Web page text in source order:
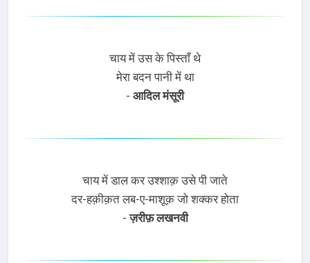
चाय में उस के पिस्ताँ थे
मेरा बदन पानी में था
- आदिल मंसूरी
चाय में डाल कर उश्शाक़ उसे पी जाते
दर-हक़ीक़त लब-ए-माशूक़ जो शक्कर होता
-ज़रीफ़ लखनवी